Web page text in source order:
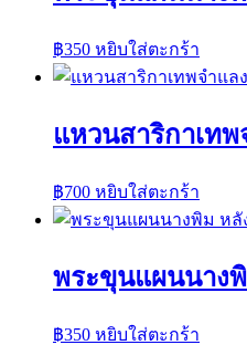
฿350 หยิบใส่ตะกร้า
แหวนสาริกาเท
฿700 หยิบใส่ตะกร้า
พระขุนแผนนาง
฿350 หยิบใส่ตะกร้า